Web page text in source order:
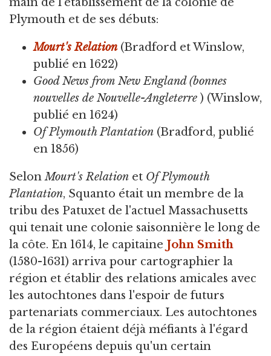
Plymouth et de ses débuts:
Mourt's Relation(Bradford et Winslow,
publié en 1622)
Good News from New England (bonnes
nouvelles de Nouvelle-Angleterre ) (Winslow,
publié en 1624)
Of Plymouth Plantation (Bradford, publié
en 1856)
SelonMourt's Relation et Of Plymouth
Plantation, Squanto était un membre de la
tribu des Patuxet de l'actuel Massachusetts
qui tenait une colonie saisonnière le long de
la côte. En 1614, le capitaine John Smith
(1580-1631) arriva pour cartographier la
région et établir des relations amicales avec
les autochtones dans l'espoir de futurs
partenariats commerciaux. Les autochtones
de la région étaient déjà méfiants à l'égard
des Européens depuis qu'un certain